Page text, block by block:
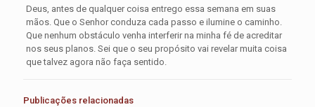
Deus, antes de qualquer coisa entrego essa semana em suas
mãos. Que o Senhor conduza cada passo e ilumine o caminho.
Que nenhum obstáculo venha interferir na minha fé de acreditar
nos seus planos. Sei que o seu propósito vai revelar muita coisa
que talvez agora não faça sentido.
Publicações relacionadas